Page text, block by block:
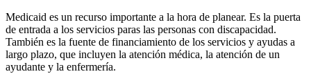
Medicaid es un recurso importante a la hora de planear. Es la puerta
de entrada a los servicios paras las personas con discapacidad.
También es la fuente de financiamiento de los servicios y ayudas a
largo plazo, que incluyen la atención médica, la atención de un
ayudante y la enfermería.